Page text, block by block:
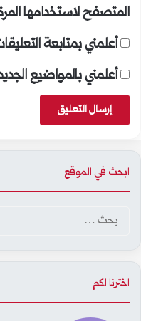
المتصفح لاستخدامها
أعلمني بمتابعة
أعلمني بالمواضيع
ابحث في الموقع
اخترنا لكم